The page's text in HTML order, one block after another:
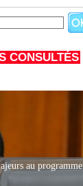
CONSULTÉS
au programme